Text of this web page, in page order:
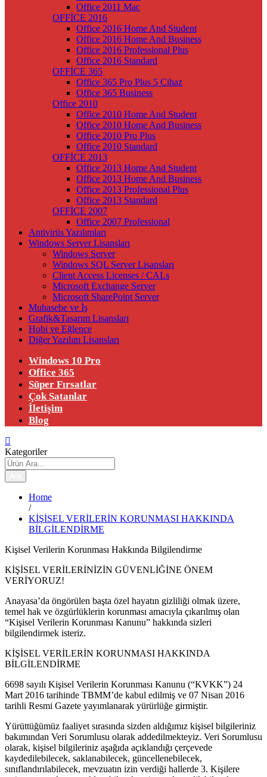
Office 2011 Mac
OFFİCE 2016
Office 2016 Home And Student
Office 2016 Home And Business
Office 2016 Professional Plus
Office 2016 Standard
OFFİCE 365
Office 365 Pro Plus 5 Cihaz
Office 365 Business
Office 2010
Office 2010 Home And Student
Office 2010 Home And Business
Office 2010 Pro Plus
Office 2010 Standard
OFFİCE 2013
Office 2013 Home And Student
Office 2013 Home And Business
Office 2013 Professional Plus
Office 2013 Standard
OFFİCE 2007
Office 2007 Professional
Antivirüs Yazılımları
Windows Server Lisansları
Windows Server
Windows SQL Server Lisansları
Client Access Licenses / CALs
Microsoft Exchange Server
Microsoft SharePoint Server
Muhasebe ve İş
Grafik&Tasarım Lisansları
Hobi ve Eğlence
Diğer Yazılım Lisansları
Windows 10 Pro
Office 365
Süper Fırsatlar
Çok Satanlar
İletişim
Blog
Kategoriler
Home
/
KİŞİSEL VERİLERİN KORUNMASI HAKKINDA
BİLGİLENDİRME
Kişisel Verilerin Korunması Hakkında Bilgilendirme
KİŞİSEL VERİLERİNİZİN GÜVENLİĞİNE ÖNEM
VERİYORUZ!
Anayasa’da öngörülen başta özel hayatın gizliliği olmak üzere,
temel hak ve özgürlüklerin korunması amacıyla çıkarılmış olan
“Kişisel Verilerin Korunması Kanunu” hakkında sizleri
bilgilendirmek isteriz.
KİŞİSEL VERİLERİN KORUNMASI HAKKINDA
BİLGİLENDİRME
6698 sayılı Kişisel Verilerin Korunması Kanunu (“KVKK”) 24
Mart 2016 tarihinde TBMM’de kabul edilmiş ve 07 Nisan 2016
tarihli Resmi Gazete yayımlanarak yürürlüğe girmiştir.
Yürüttüğümüz faaliyet sırasında sizden aldığımız kişisel bilgileriniz
bakımından Veri Sorumlusu olarak addedilmekteyiz. Veri Sorumlusu
olarak, kişisel bilgileriniz aşağıda açıklandığı çerçevede
kaydedilebilecek, saklanabilecek, güncellenebilecek,
sınıflandırılabilecek, mevzuatın izin verdiği hallerde 3. Kişilere